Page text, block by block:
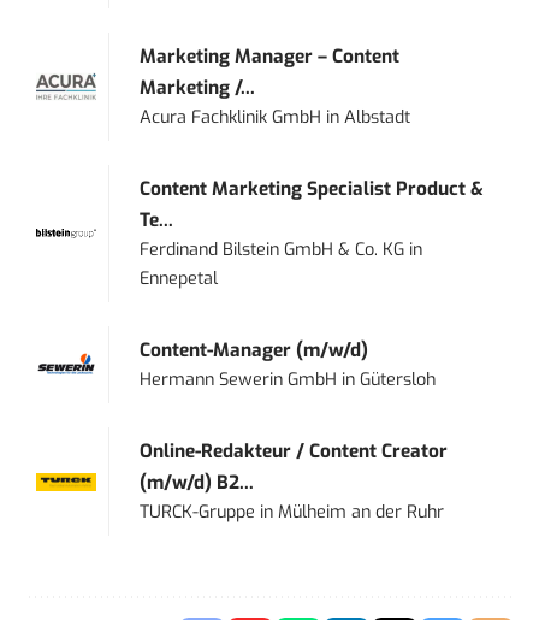
Marketing Manager – Content
Marketing /...
Acura Fachklinik GmbH inAlbstadt
Content Marketing Specialist Product &
Te...
Ferdinand Bilstein GmbH & Co. KG in
Ennepetal
Content-Manager (m/w/d)
Hermann Sewerin GmbH inGütersloh
Online-Redakteur / Content Creator
(m/w/d) B2...
TURCK-Gruppe inMülheim an der Ruhr